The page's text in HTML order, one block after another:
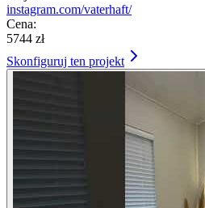
instagram.com/vaterhaft/
Cena:
5744 zł
Skonfiguruj ten projekt